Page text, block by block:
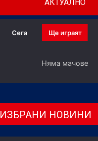
АКТУАЛНО
Сега Ще играят
Няма мачове
ИЗБРАНИ НОВИНИ